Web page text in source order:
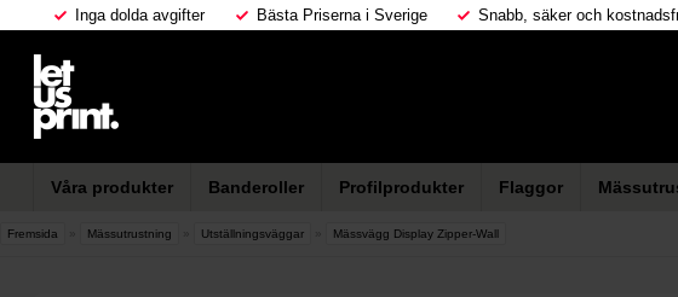
Inga dolda avgifter Bästa Priserna i Sverige Snabb, säker och
Våra produkter Banderoller Profilprodukter Flaggor
Fremsida Mässutrustning Utställningsväggar Mässvägg Display Zipper-Wall